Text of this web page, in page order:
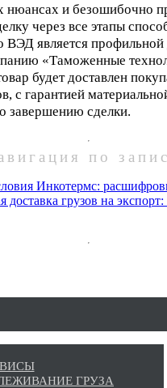
нюансах и безошибочно
через все этапы
ВЭД является профильной
«Таможенные
будет доставлен
с гарантией
завершению сделки.
по
Инкотермс:
грузов на
ГРУЗА